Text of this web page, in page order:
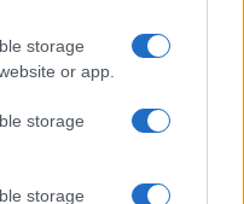
storage
or app.
storage
storage
Vuzenica - Območje
Gradec - Območje